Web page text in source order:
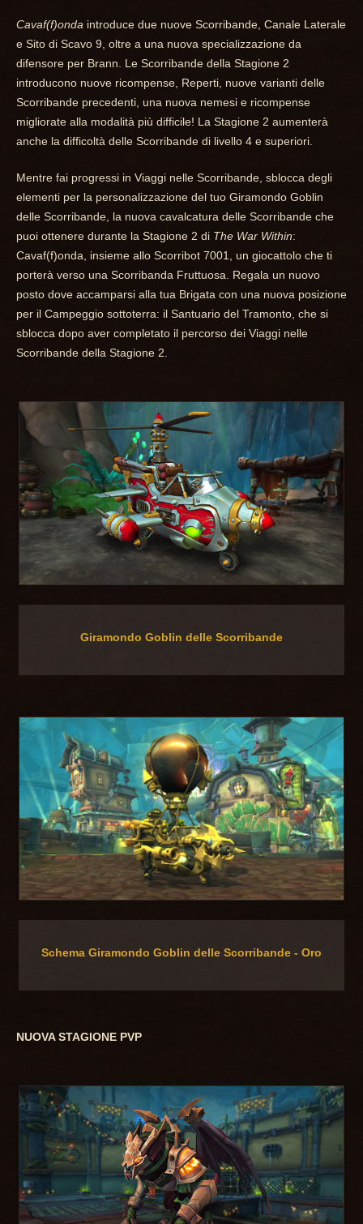
Cavaf(f)onda introduce due nuove Scorribande, Canale Laterale
e Sito di Scavo 9, oltre a una nuova specializzazione da
difensore per Brann. Le Scorribande della Stagione 2
introducono nuove ricompense, Reperti, nuove varianti delle
Scorribande precedenti, una nuova nemesi e ricompense
migliorate alla modalità più difficile! La Stagione 2 aumenterà
anche la difficoltà delle Scorribande di livello 4 e superiori.
Mentre fai progressi in Viaggi nelle Scorribande, sblocca degli
elementi per la personalizzazione del tuo Giramondo Goblin
delle Scorribande, la nuova cavalcatura delle Scorribande che
puoi ottenere durante la Stagione 2 di The War Within:
Cavaf(f)onda, insieme allo Scorribot 7001, un giocattolo che ti
porterà verso una Scorribanda Fruttuosa. Regala un nuovo
posto dove accamparsi alla tua Brigata con una nuova posizione
per il Campeggio sottoterra: il Santuario del Tramonto, che si
sblocca dopo aver completato il percorso dei Viaggi nelle
Scorribande della Stagione 2.
Giramondo Goblin delle Scorribande
Schema Giramondo Goblin delle Scorribande - Oro
NUOVA STAGIONE PVP